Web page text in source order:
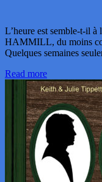
L’heure est semble-t-il à
HAMMILL, du moins
Quelques semaines
Read more